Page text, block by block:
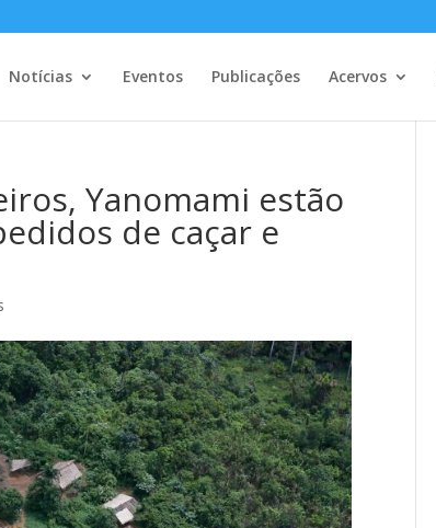
Notícias Eventos Publicações Acervos
Yanomami estão
de caçar e